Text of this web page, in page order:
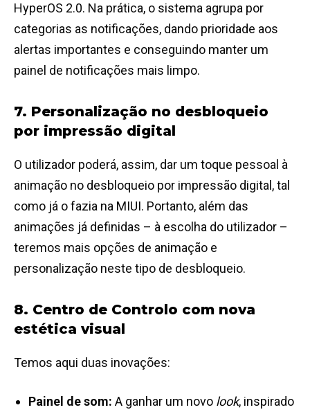
HyperOS 2.0. Na prática, o sistema agrupa por
categorias as notificações, dando prioridade aos
alertas importantes e conseguindo manter um
painel de notificações mais limpo.
7. Personalização no desbloqueio
por impressão digital
O utilizador poderá, assim, dar um toque pessoal à
animação no desbloqueio por impressão digital, tal
como já o fazia na MIUI. Portanto, além das
animações já definidas – à escolha do utilizador –
teremos mais opções de animação e
personalização neste tipo de desbloqueio.
8. Centro de Controlo com nova
estética visual
Temos aqui duas inovações:
Painel de som: A ganhar um novo look, inspirado